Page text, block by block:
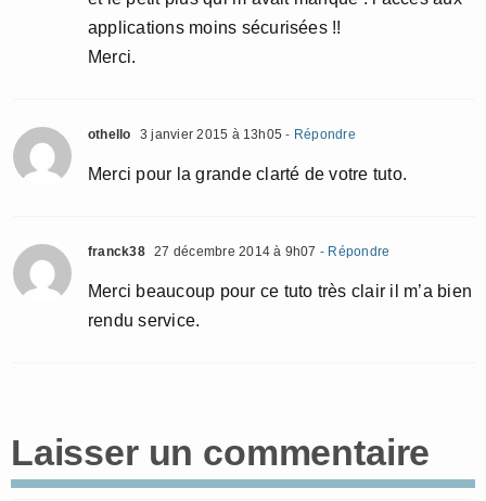
applications moins sécurisées !!
Merci.
othello 3 janvier 2015 à 13h05 - Répondre
Merci pour la grande clarté de votre tuto.
franck38 27 décembre 2014 à 9h07 - Répondre
Merci beaucoup pour ce tuto très clair il m’a bien
rendu service.
Laisser un commentaire